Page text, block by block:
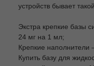
устройств бывает
Экстра крепкие базы
24 мг на 1 мл;
Крепкие наполнители
Купить базу для